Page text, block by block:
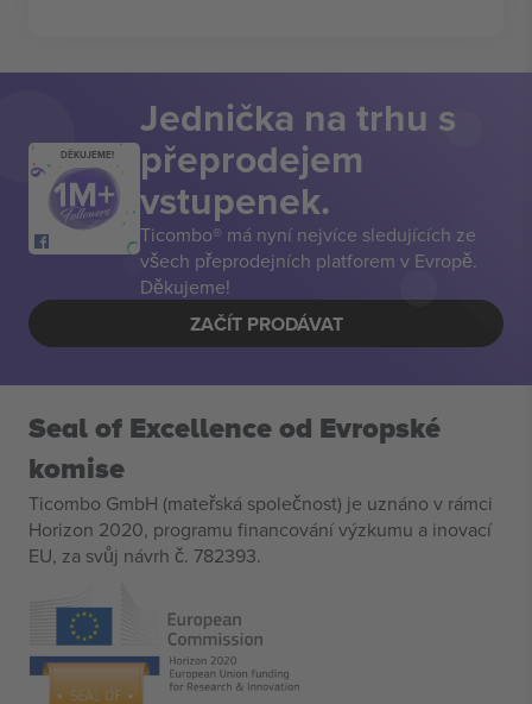
DĚKUJEME!
Jednička na trhu s
přeprodejem
vstupenek.
Ticombo® má nyní nejvíce sledujících ze
všech přeprodejních platforem v Evropě.
Děkujeme!
ZAČÍT PRODÁVAT
Seal of Excellence od Evropské
komise
Ticombo GmbH (mateřská společnost) je uznáno v rámci
Horizon 2020, programu financování výzkumu a inovací
EU, za svůj návrh č. 782393.